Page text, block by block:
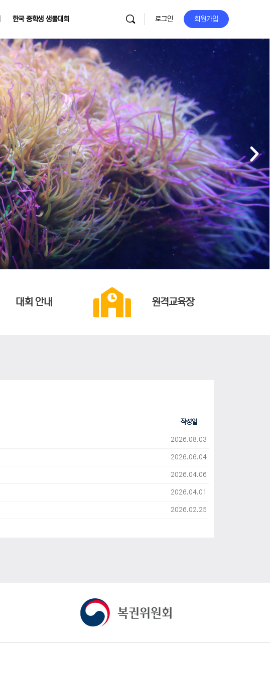
한국 중학생 생물대회 로그인 회원가입
대회 안내 원격교육장
작성일
2026.08.03
2026.06.04
2026.04.06
2026.04.01
2026.02.25